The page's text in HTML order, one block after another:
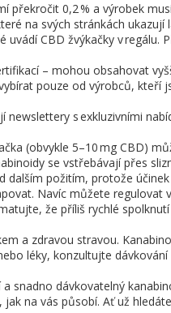
překročit 0,2 % a výrobek
na svých stránkách ukazují
CBD žvýkačky v regálu.
– mohou obsahovat
pouze od výrobců, kteří
newslettery s exkluzivními
(obvykle 5–10 mg CBD)
se vstřebávají přes
požitím, protože
Navíc můžete regulovat
že příliš rychlé
a zdravou stravou.
léky, konzultujte
snadno dávkovatelný
na vás působí. Ať už